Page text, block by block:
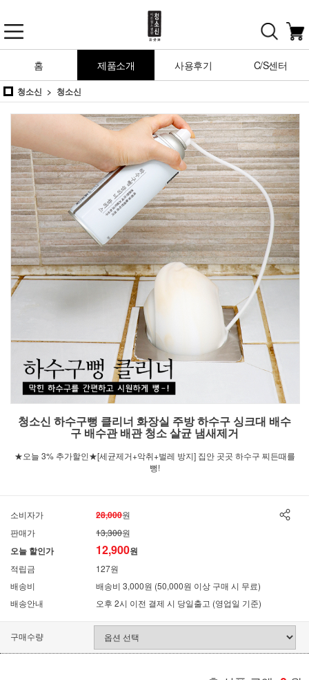
홈 제품소개 사용후기 C/S센터
청소신 청소신
청소신 하수구뻥 클리너 화장실 주방 하수구 싱크대 배수
구 배수관 배관 청소 살균 냄새제거
★오늘 3% 추가할인★[세균제거+악취+벌레 방지] 집안 곳곳 하수구 찌든때를
뻥!
소비자가 28,000원
판매가
13,300원
오늘 할인가 12,900원
적립금
127원
배송비
배송비 3,000원 (50,000원 이상 구매 시 무료)
배송안내
오후 2시 이전 결제 시 당일출고 (영업일 기준)
구매수량